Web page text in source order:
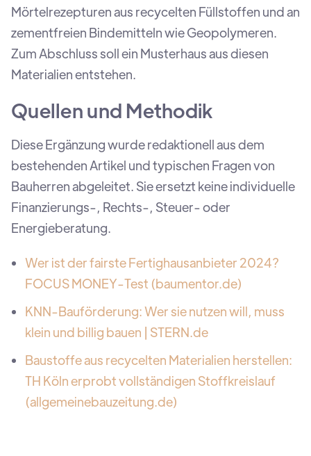
Mörtelrezepturen aus recycelten Füllstoffen und an
zementfreien Bindemitteln wie Geopolymeren.
Zum Abschluss soll ein Musterhaus aus diesen
Materialien entstehen.
Quellen und Methodik
Diese Ergänzung wurde redaktionell aus dem
bestehenden Artikel und typischen Fragen von
Bauherren abgeleitet. Sie ersetzt keine individuelle
Finanzierungs-, Rechts-, Steuer- oder
Energieberatung.
Wer ist der fairste Fertighausanbieter 2024?
FOCUS MONEY-Test (baumentor.de)
KNN-Bauförderung: Wer sie nutzen will, muss
klein und billig bauen | STERN.de
Baustoffe aus recycelten Materialien herstellen:
TH Köln erprobt vollständigen Stoffkreislauf
(allgemeinebauzeitung.de)